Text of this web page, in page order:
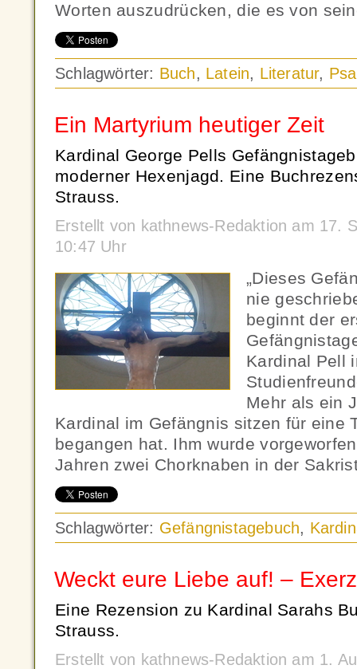
Worten auszudrücken, die es von
Schlagwörter: Buch, Latein, Literatur,
Ein Martyrium heutiger Zeit
Kardinal George Pells
moderner Hexenjagd. Eine
Strauss.
Erstellt von kathnews-Redaktion am 17.
10:47 Uhr
„Dieses
nie
beginnt der
Kardinal Pell
Mehr als ein
Kardinal im Gefängnis sitzen für eine
begangen hat. Ihm wurde
Jahren zwei Chorknaben in der
Schlagwörter: Gefängnistagebuch,
Weckt eure Liebe auf! –
Eine Rezension zu Kardinal Sarahs
Strauss.
Erstellt von kathnews-Redaktion am 1.